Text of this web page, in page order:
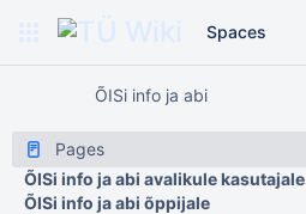
Spaces
ÕISi info ja abi
Pages
ÕISi info ja abi avalikule kasutajale
ÕISi info ja abi õppijale